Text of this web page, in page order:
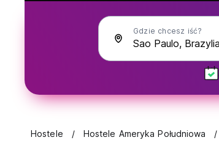
Gdzie chcesz iść?
Hostele Hostele Ameryka Południowa